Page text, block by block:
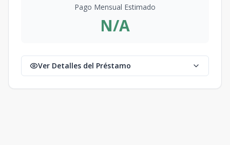
Pago Mensual Estimado
N/A
Ver Detalles del Préstamo